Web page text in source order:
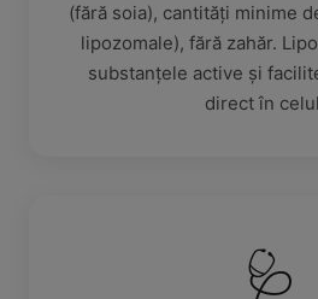
(fără soia), cantități minime
lipozomale), fără zahăr.
substanțele active și
direct în
🩺